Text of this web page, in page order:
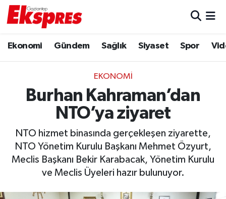
Ekonomi Gündem Sağlık Siyaset Spor
EKONOMI
Burhan Kahraman’dan
NTO’ya ziyaret
NTO hizmet binasında gerçekleşen ziyarette,
NTO Yönetim Kurulu Başkanı Mehmet Özyurt,
Meclis Başkanı Bekir Karabacak, Yönetim Kurulu
ve Meclis Üyeleri hazır bulunuyor.
Ekonomi
Gaziantep son dakika
Gündem
Haberler
Kültür Sanat
Trafik Durumu
Puan Durumu ve Fikstür
Tüm Manşetler
Son Dakika Haberleri
Haber Arşivi